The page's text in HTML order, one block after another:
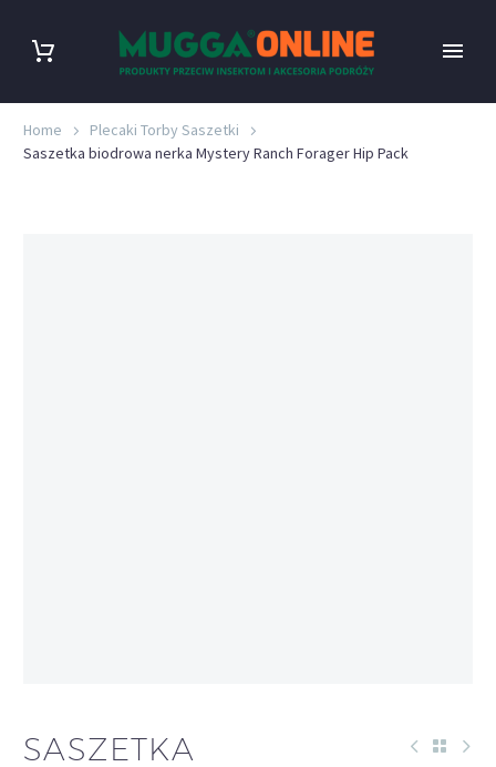
Home
Plecaki Torby Saszetki
Saszetka biodrowa nerka Mystery Ranch Forager Hip Pack
SASZETKA